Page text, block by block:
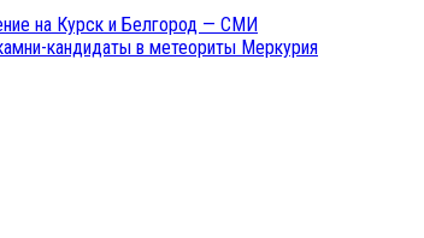
на Курск и Белгород — СМИ
кандидаты в метеориты Меркурия